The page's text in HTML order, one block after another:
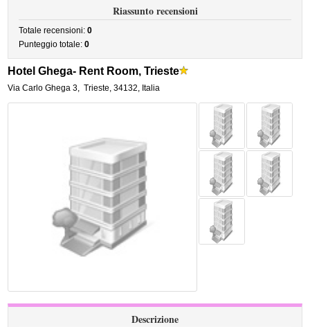
Riassunto recensioni
Totale recensioni:0
Punteggio totale:0
Hotel Ghega- Rent Room, Trieste
Via Carlo Ghega 3, Trieste,34132, Italia
Descrizione